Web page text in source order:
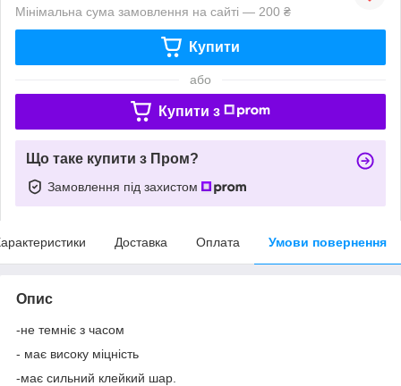
Мінімальна сума замовлення на сайті — 200 ₴
Купити
або
Купити з
Що таке купити з Пром?
Замовлення під захистом
Доставка Оплата Умови повернення
Опис
-не темніє з часом
- має високу міцність
-має сильний клейкий шар.